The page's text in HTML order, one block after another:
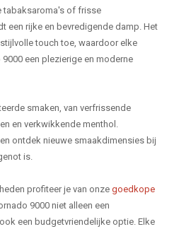
tabaksaroma's of frisse
een rijke en bevredigende damp. Het
touch toe, waardoor elke
een plezierige en moderne
smaken, van verfrissende
en verkwikkende menthol.
en ontdek nieuwe smaakdimensies bij
is.
profiteer je van onze goedkope
9000 niet alleen een
een budgetvriendelijke optie. Elke